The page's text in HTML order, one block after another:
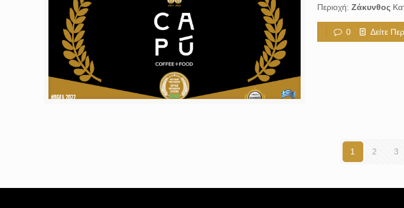
Περιοχή: Ζάκυνθος
0 Δείτε
1 2 3